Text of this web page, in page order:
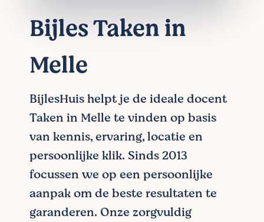
Bijles Taken in
Melle
BijlesHuis helpt je de ideale docent
Taken in Melle te vinden op basis
van kennis, ervaring, locatie en
persoonlijke klik. Sinds 2013
focussen we op een persoonlijke
aanpak om de beste resultaten te
garanderen. Onze zorgvuldig